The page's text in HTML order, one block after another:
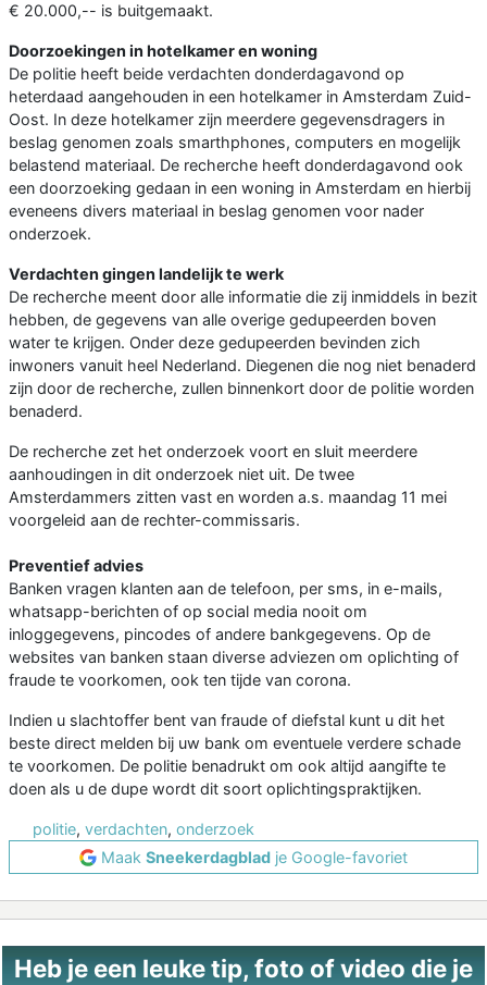
€ 20.000,-- is buitgemaakt.
Doorzoekingen in hotelkamer en woning
De politie heeft beide verdachten donderdagavond op
heterdaad aangehouden in een hotelkamer in Amsterdam Zuid-
Oost. In deze hotelkamer zijn meerdere gegevensdragers in
beslag genomen zoals smarthphones, computers en mogelijk
belastend materiaal. De recherche heeft donderdagavond ook
een doorzoeking gedaan in een woning in Amsterdam en hierbij
eveneens divers materiaal in beslag genomen voor nader
onderzoek.
Verdachten gingen landelijk te werk
De recherche meent door alle informatie die zij inmiddels in bezit
hebben, de gegevens van alle overige gedupeerden boven
water te krijgen. Onder deze gedupeerden bevinden zich
inwoners vanuit heel Nederland. Diegenen die nog niet benaderd
zijn door de recherche, zullen binnenkort door de politie worden
benaderd.
De recherche zet het onderzoek voort en sluit meerdere
aanhoudingen in dit onderzoek niet uit. De twee
Amsterdammers zitten vast en worden a.s. maandag 11 mei
voorgeleid aan de rechter-commissaris.
Preventief advies
Banken vragen klanten aan de telefoon, per sms, in e-mails,
whatsapp-berichten of op social media nooit om
inloggegevens, pincodes of andere bankgegevens. Op de
websites van banken staan diverse adviezen om oplichting of
fraude te voorkomen, ook ten tijde van corona.
Indien u slachtoffer bent van fraude of diefstal kunt u dit het
beste direct melden bij uw bank om eventuele verdere schade
te voorkomen. De politie benadrukt om ook altijd aangifte te
doen als u de dupe wordt dit soort oplichtingspraktijken.
politie, verdachten, onderzoek
Maak Sneekerdagblad je Google-favoriet
Heb je een leuke tip, foto of video die je